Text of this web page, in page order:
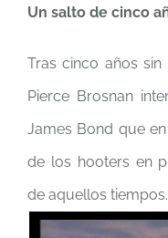
Un salto de cinco
Tras cinco años sin
Pierce Brosnan
James Bond que
de los hooters en
de aquellos tiempos.